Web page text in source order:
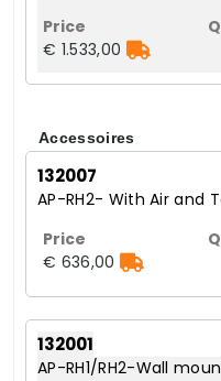
€ 1.533,00
Accessoires
132007
AP-RH2- With Air and
€ 636,00
132001
AP-RH1/RH2-Wall